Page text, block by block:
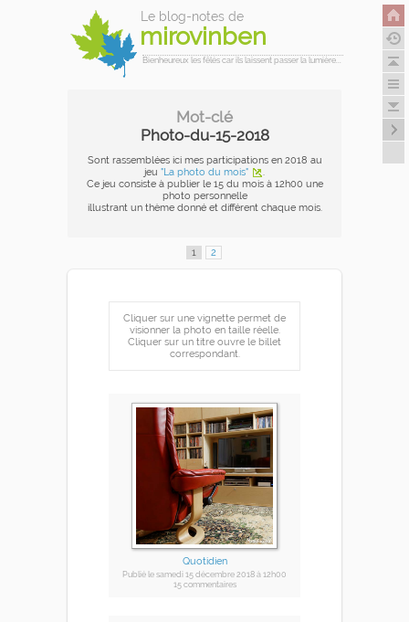
Le blog-notes de
mirovinben
Bienheureux les fêlés car ils laissent passer la lumière...
Mot-clé
Photo-du-15-2018
Sont rassemblées ici mes participations en 2018 au
jeu"La photo du mois"
.
Ce jeu consiste à publier le 15 du mois à 12h00 une
photo personnelle
illustrant un thème donné et différent chaque mois.
1 2
Cliquer sur une vignette permet de
visionner la photo en taille réelle.
Cliquer sur un titre ouvre le billet
correspondant.
Quotidien
Publiéle samedi 15 décembre 2018à 12h00
15 commentaires